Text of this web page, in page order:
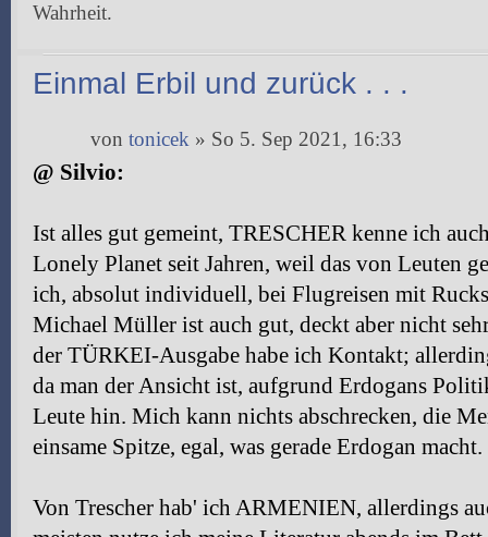
Wahrheit.
Einmal Erbil und zurück . . .
von tonicek » So 5. Sep 2021, 16:33
@ Silvio:
Ist alles gut gemeint, TRESCHER kenne ich
Lonely Planet seit Jahren, weil das von Leuten
ich, absolut individuell, bei Flugreisen mit
Michael Müller ist auch gut, deckt aber nicht
der TÜRKEI-Ausgabe habe ich Kontakt;
da man der Ansicht ist, aufgrund Erdogans
Leute hin. Mich kann nichts abschrecken, die
einsame Spitze, egal, was gerade Erdogan macht.
Von Trescher hab' ich ARMENIEN, allerdings